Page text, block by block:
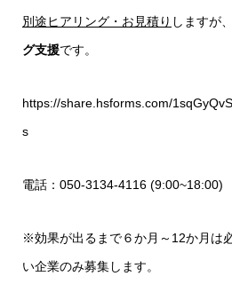
別途ヒアリング・お見積り しますが、
グ支援です。
https://share.hsforms.com/
s
電話：050-3134-4116 (9:00~18:00)
※効果が出るまで６か月～12か月は
い企業のみ募集します。